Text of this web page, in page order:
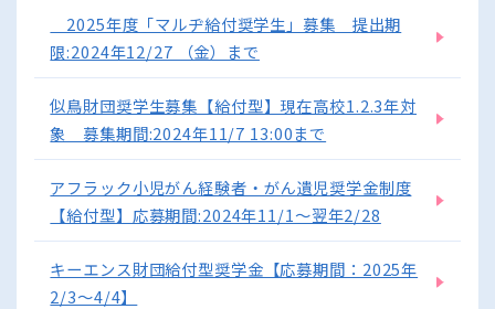
2025年度「マルヂ給付奨学生」募集 提出期
限:2024年12/27 （金）まで
似鳥財団奨学生募集【給付型】現在高校1.2.3年対
象 募集期間:2024年11/7 13:00まで
アフラック小児がん経験者・がん遺児奨学金制度
【給付型】応募期間:2024年11/1～翌年2/28
キーエンス財団給付型奨学金【応募期間：2025年
2/3～4/4】